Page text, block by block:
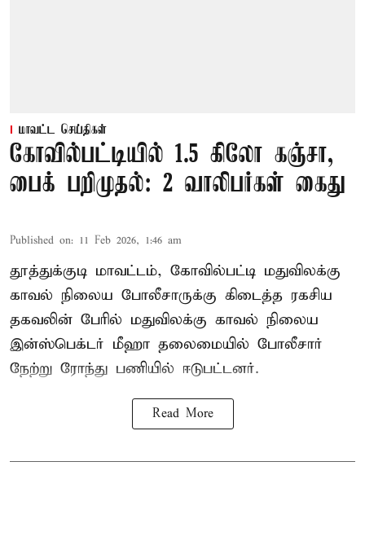
மாவட்ட செய்திகள்
கோவில்பட்டியில் 1.5 கிலோ கஞ்சா,
பைக் பறிமுதல்: 2 வாலிபர்கள் கைது
Published on: 11 Feb 2026, 1:46 am
தூத்துக்குடி மாவட்டம், கோவில்பட்டி மதுவிலக்கு
காவல் நிலைய போலீசாருக்கு கிடைத்த ரகசிய
தகவலின் பேரில் மதுவிலக்கு காவல் நிலைய
இன்ஸ்பெக்டர் மீஹா தலைமையில் போலீசார்
நேற்று ரோந்து பணியில் ஈடுபட்டனர்.
Read More